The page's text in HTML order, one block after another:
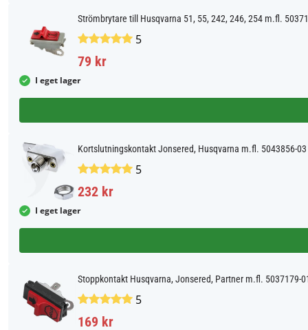
Strömbrytare till Husqvarna 51, 55, 242, 246, 254 m.fl.
5
79 kr
I eget lager
Kortslutningskontakt Jonsered, Husqvarna m.fl. 5043856-03
5
232 kr
I eget lager
Stoppkontakt Husqvarna, Jonsered, Partner m.fl. 5037179-
5
169 kr